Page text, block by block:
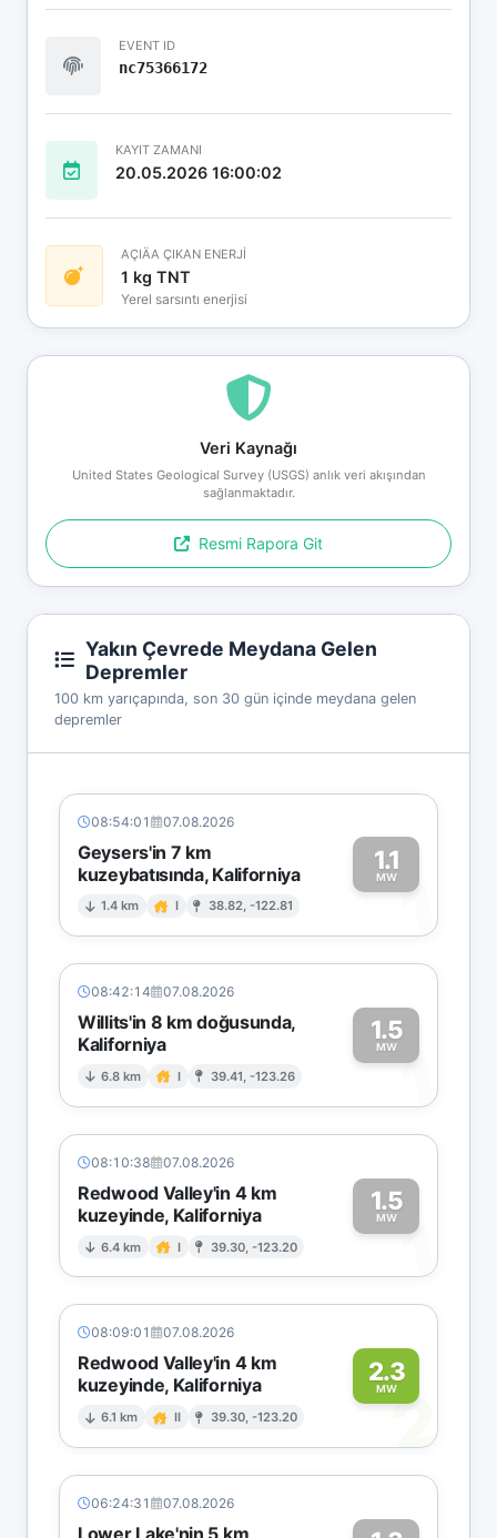
EVENT ID
nc75366172
KAYIT ZAMANI
20.05.2026 16:00:02
AÇIÄA ÇIKAN ENERJİ
1 kg TNT
Yerel sarsıntı enerjisi
Veri Kaynağı
United States Geological Survey (USGS) anlık veri akışından
sağlanmaktadır.
Resmi Rapora Git
Yakın Çevrede Meydana Gelen
Depremler
100 km yarıçapında, son 30 gün içinde meydana gelen
depremler
08:54:01 07.08.2026
Geysers'in 7 km
kuzeybatısında, Kaliforniya
1.4 km I 38.82, -122.81
1.1
MW1
08:42:14 07.08.2026
Willits'in 8 km doğusunda,
Kaliforniya
6.8 km I 39.41, -123.26
1.5
MW1
08:10:38 07.08.2026
Redwood Valley'in 4 km
kuzeyinde, Kaliforniya
6.4 km I 39.30, -123.20
1.5
MW1
08:09:01 07.08.2026
Redwood Valley'in 4 km
kuzeyinde, Kaliforniya
6.1 km II 39.30, -123.20
2.3
MW2
06:24:31 07.08.2026
Lower Lake'nin 5 km